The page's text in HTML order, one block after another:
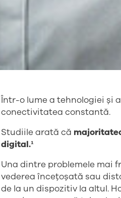
Într-o lume a tehnologiei și
conectivitatea constantă.
Studiile arată că
digital.¹
Una dintre problemele mai
vederea încețoșată sau
de la un dispozitiv la altul.